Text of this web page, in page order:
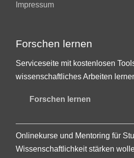
Impressum
Forschen lernen
Serviceseite mit kostenlosen
wissenschaftliches Arbeiten
Forschen lernen
Onlinekurse und Mentoring für
Wissenschaftlichkeit stärken